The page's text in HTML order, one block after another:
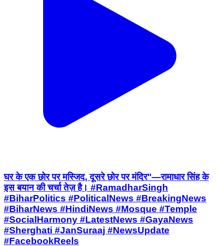
घर के एक छोर पर मस्जिद, दूसरे छोर पर मंदिर"—रामाधार सिंह के
इस बयान की चर्चा तेज़ है। #RamadharSingh
#BiharPolitics #PoliticalNews #BreakingNews
#BiharNews #HindiNews #Mosque #Temple
#SocialHarmony #LatestNews #GayaNews
#Sherghati #JanSuraaj #NewsUpdate
#FacebookReels